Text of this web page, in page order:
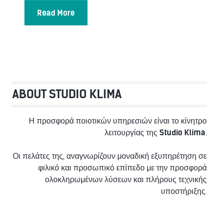
Read More
ABOUT STUDIO KLIMA
Η προσφορά ποιοτικών υπηρεσιών είναι το κίνητρο
λειτουργίας της Studio Klima.
Οι πελάτες της, αναγνωρίζουν μοναδική εξυπηρέτηση σε
φιλικό και προσωπικό επίπεδο με την προσφορά
ολοκληρωμένων λύσεων και πλήρους τεχνικής
υποστήριξης.